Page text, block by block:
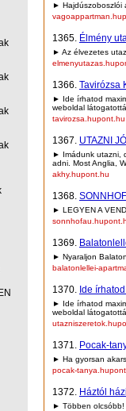
► Hajdúszoboszlói
1365. Élmény
► Az élvezetes
1366. Tavirózsa
► Ide írhatod
weboldal
tavirozsa.hupont.hu
1367. UTAZNI
► Imádunk utazni,
adni. Most Anglia,
akhy.hupont.hu
1368.
► LEGYEN A
1369.
► Nyaraljon
balatonlellei-
1370. Ide
► Ide írhatod
weboldal
1371. Pocak-
► Ha gyorsan
pocak-
1372. Háztól
► Többen olcsóbb!